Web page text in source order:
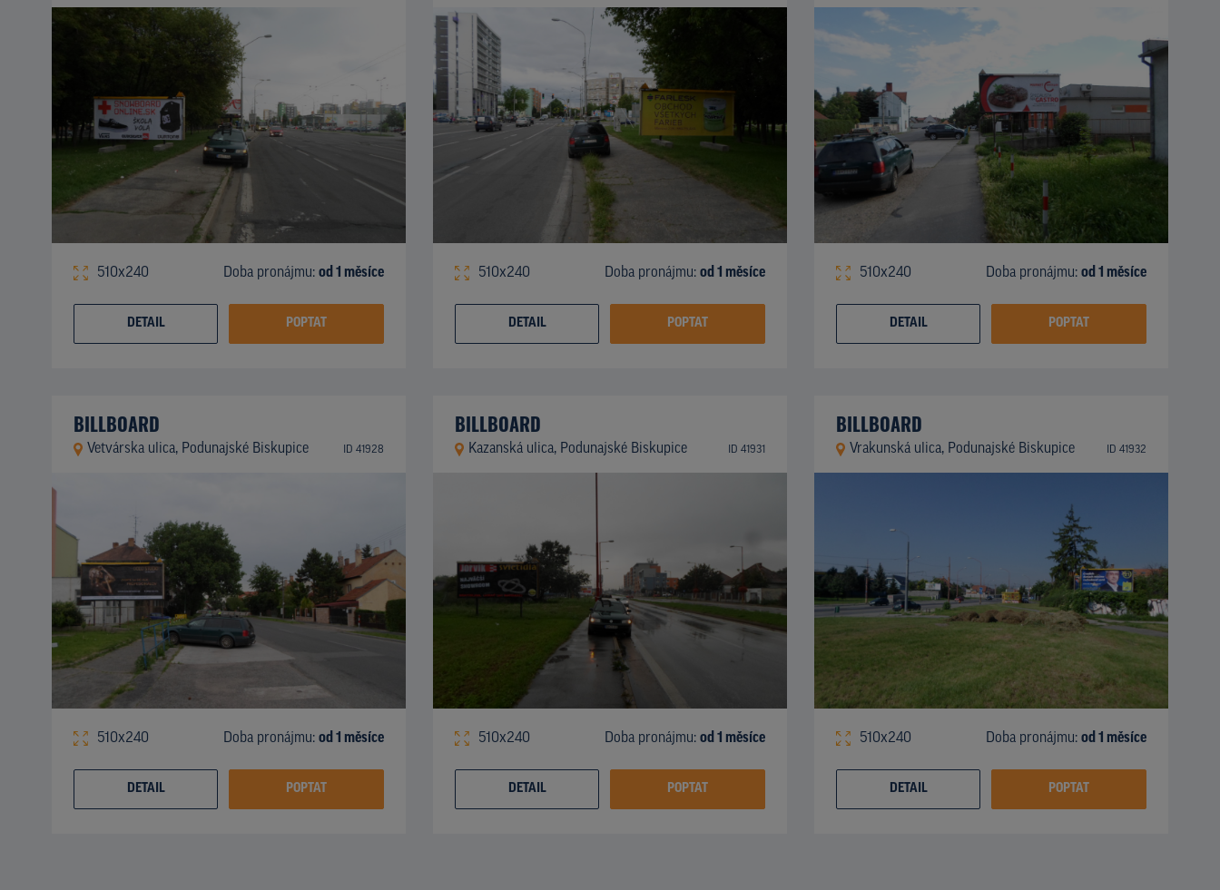
510x240 Doba pronájmu: od 1 měsíce
DETAIL POPTAT
510x240 Doba pronájmu: od 1 měsíce
DETAIL POPTAT
510x240 Doba pronájmu: od 1 měsíce
DETAIL POPTAT
BILLBOARD
Vetvárska ulica, Podunajské Biskupice ID 41928
510x240 Doba pronájmu: od 1 měsíce
DETAIL POPTAT
BILLBOARD
Kazanská ulica, Podunajské Biskupice ID 41931
510x240 Doba pronájmu: od 1 měsíce
DETAIL POPTAT
BILLBOARD
Vrakunská ulica, Podunajské Biskupice ID 41932
510x240 Doba pronájmu: od 1 měsíce
DETAIL POPTAT